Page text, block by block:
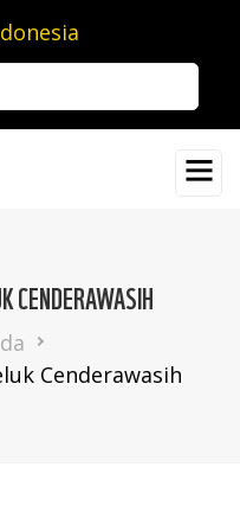
CENDERAWASIH
Cenderawasih